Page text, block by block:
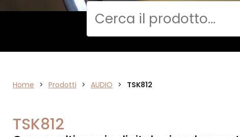
AUDIO
Cerca
Home > Prodotti > AUDIO > TSK812
TSK812